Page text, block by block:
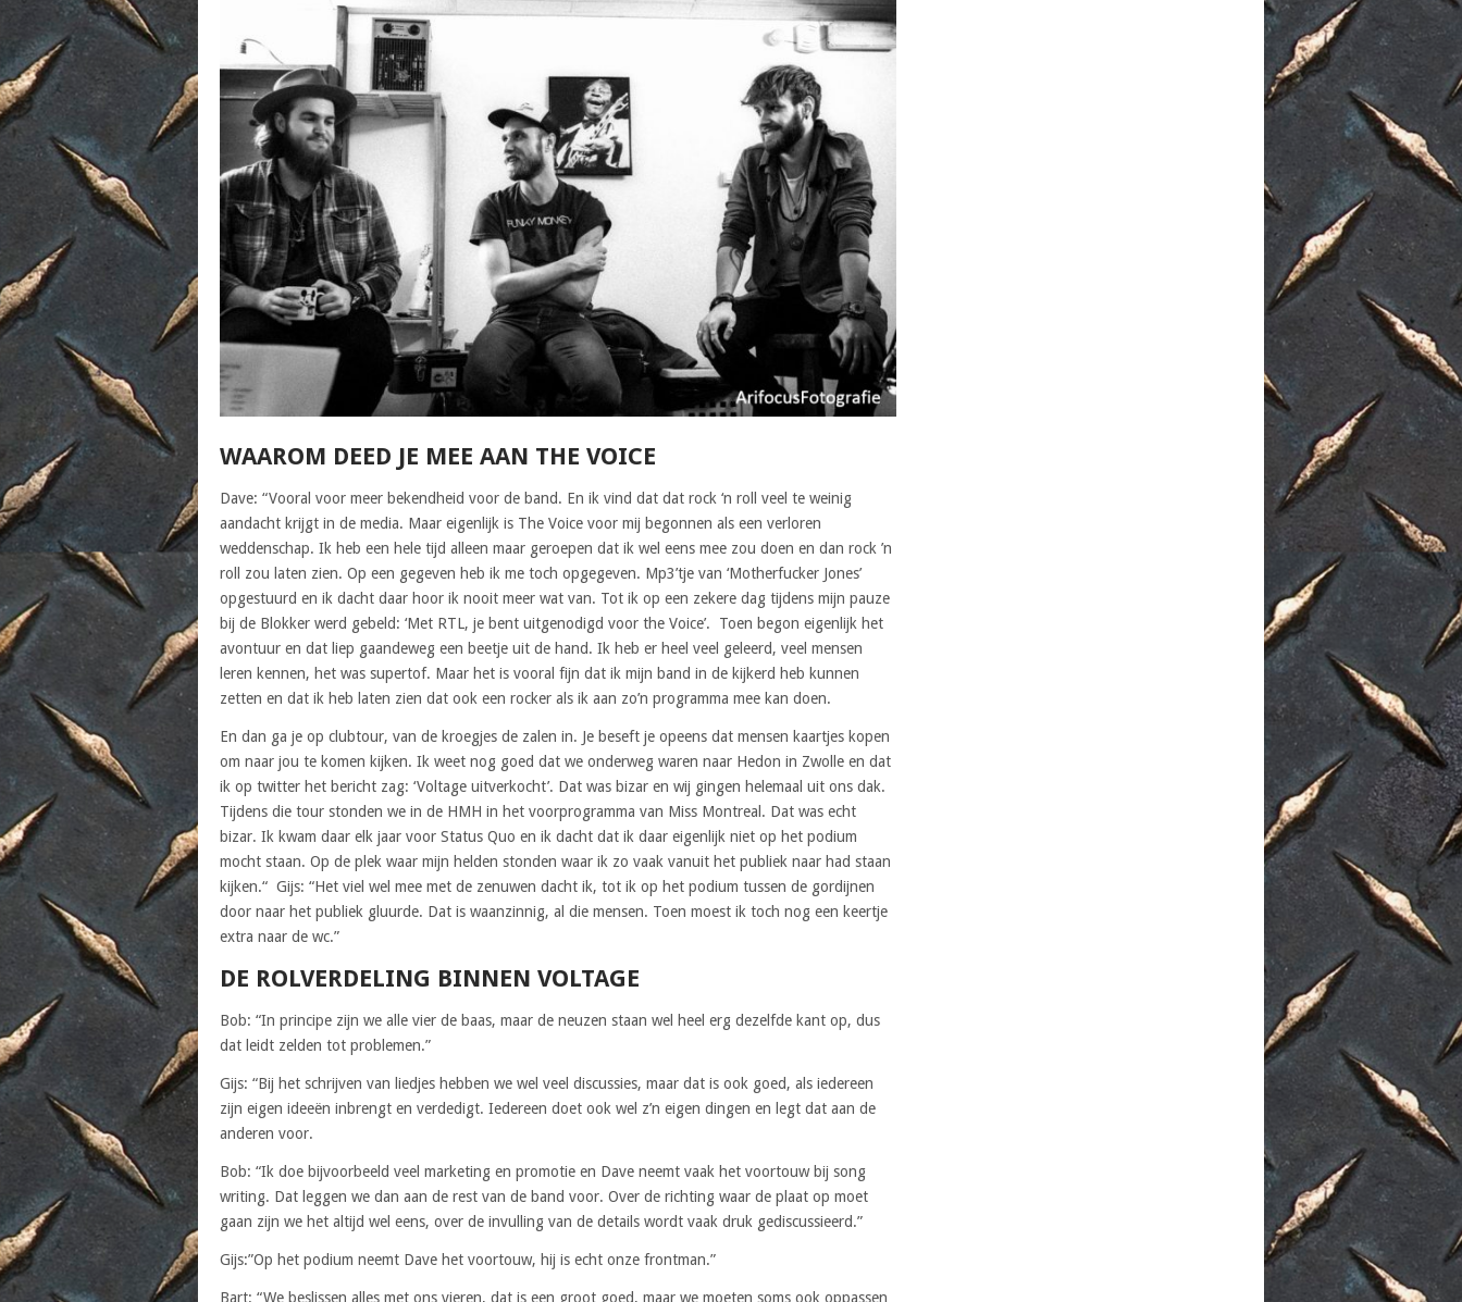
WAAROM DEED JE MEE AAN THE VOICE
Dave: “Vooral voor meer bekendheid voor de band. En ik vind dat dat rock ‘n roll veel te weinig
aandacht krijgt in de media. Maar eigenlijk is The Voice voor mij begonnen als een verloren
weddenschap. Ik heb een hele tijd alleen maar geroepen dat ik wel eens mee zou doen en dan rock ’n
roll zou laten zien. Op een gegeven heb ik me toch opgegeven. Mp3’tje van ‘Motherfucker Jones’
opgestuurd en ik dacht daar hoor ik nooit meer wat van. Tot ik op een zekere dag tijdens mijn pauze
bij de Blokker werd gebeld: ‘Met RTL, je bent uitgenodigd voor the Voice’. Toen begon eigenlijk het
avontuur en dat liep gaandeweg een beetje uit de hand. Ik heb er heel veel geleerd, veel mensen
leren kennen, het was supertof. Maar het is vooral fijn dat ik mijn band in de kijkerd heb kunnen
zetten en dat ik heb laten zien dat ook een rocker als ik aan zo’n programma mee kan doen.
En dan ga je op clubtour, van de kroegjes de zalen in. Je beseft je opeens dat mensen kaartjes kopen
om naar jou te komen kijken. Ik weet nog goed dat we onderweg waren naar Hedon in Zwolle en dat
ik op twitter het bericht zag: ‘Voltage uitverkocht’. Dat was bizar en wij gingen helemaal uit ons dak.
Tijdens die tour stonden we in de HMH in het voorprogramma van Miss Montreal. Dat was echt
bizar. Ik kwam daar elk jaar voor Status Quo en ik dacht dat ik daar eigenlijk niet op het podium
mocht staan. Op de plek waar mijn helden stonden waar ik zo vaak vanuit het publiek naar had staan
kijken.“ Gijs: “Het viel wel mee met de zenuwen dacht ik, tot ik op het podium tussen de gordijnen
door naar het publiek gluurde. Dat is waanzinnig, al die mensen. Toen moest ik toch nog een keertje
extra naar de wc.”
DE ROLVERDELING BINNEN VOLTAGE
Bob: “In principe zijn we alle vier de baas, maar de neuzen staan wel heel erg dezelfde kant op, dus
dat leidt zelden tot problemen.”
Gijs: “Bij het schrijven van liedjes hebben we wel veel discussies, maar dat is ook goed, als iedereen
zijn eigen ideeën inbrengt en verdedigt. Iedereen doet ook wel z’n eigen dingen en legt dat aan de
anderen voor.
Bob: “Ik doe bijvoorbeeld veel marketing en promotie en Dave neemt vaak het voortouw bij song
writing. Dat leggen we dan aan de rest van de band voor. Over de richting waar de plaat op moet
gaan zijn we het altijd wel eens, over de invulling van de details wordt vaak druk gediscussieerd.”
Gijs:”Op het podium neemt Dave het voortouw, hij is echt onze frontman.”
Bart: “We beslissen alles met ons vieren, dat is een groot goed, maar we moeten soms ook oppassen